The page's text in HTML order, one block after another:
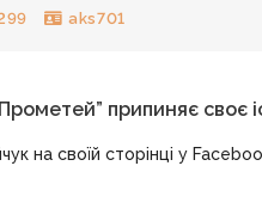
aks701
припиняє своє
на своїй сторінці у